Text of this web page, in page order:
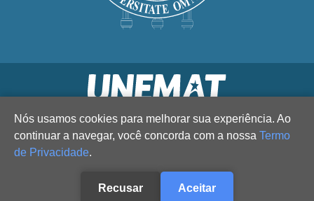
Nós usamos cookies para melhorar sua experiência. Ao
continuar a navegar, você concorda com a nossa Termo
de Privacidade.
Recusar Aceitar